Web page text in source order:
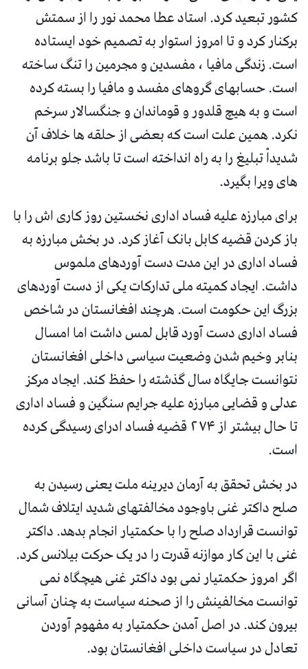
کشور تبعید کرد. استاد عطا محمد نور را از سمتش
برکنار کرد و تا امروز استوار به تصمیم خود ایستاده
است. زندگی مافیا ، مفسدین و مجرمین را تنگ ساخته
است. حسابهای گروهای مفسد و مافیا را بسته کرده
است و به هیچ قلدور و قوماندان و جنگسالار سرخم
نکرد. همین علت است که بعضی از حلقه ها خلاف آن
شدیداْ تبلیغ را به راه انداخته است تا باشد جلو برنامه
های ویرا بگیرد.
برای مبارزه علیه فساد اداری نخستین روز کاری اش را با
باز کردن قضیه کابل بانک آغاز کرد. در بخش مبارزه به
فساد اداری در این مدت دست آوردهای ملموس
داشت. ایجاد کمیته ملی تدارکات یکی از دست آوردهای
بزرگ این حکومت است. هرچند افغانستان در شاخص
فساد اداری دست آورد قابل لمس داشت اما امسال
بنابر وخیم شدن وضعیت سیاسی داخلی افغانستان
نتوانست جایگاه سال گذشته را حفظ کند. ایجاد مرکز
عدلی و قضایی مبارزه علیه جرایم سنگین و فساد اداری
تا حال بیشتر از ۲۷۴ قضیه فساد ادرای رسیدگی کرده
است.
در بخش تحقق به آرمان دیرینه ملت یعنی رسیدن به
صلح داکتر غنی باوجود مخالفتهای شدید ایتلاف شمال
توانست قرارداد صلح را با حکمتیار انجام بدهد. داکتر
غنی با این کار موازنه قدرت را در یک حرکت بیلانس کرد.
اگر امروز حکمتیار نمی بود داکتر غنی هیچگاه نمی
توانست مخالفینش را از صحنه سیاست به چنان آسانی
بیرون کند. در اصل آمدن حکمتیار به مفهوم آوردن
تعادل در سیاست داخلی افغانستان بود.